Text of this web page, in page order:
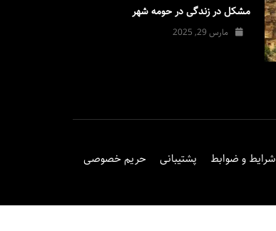
مشکل در زندگی در حومه شهر
مارس 29, 2025
شرایط و ضوابط پشتیبانی حریم خصوصی